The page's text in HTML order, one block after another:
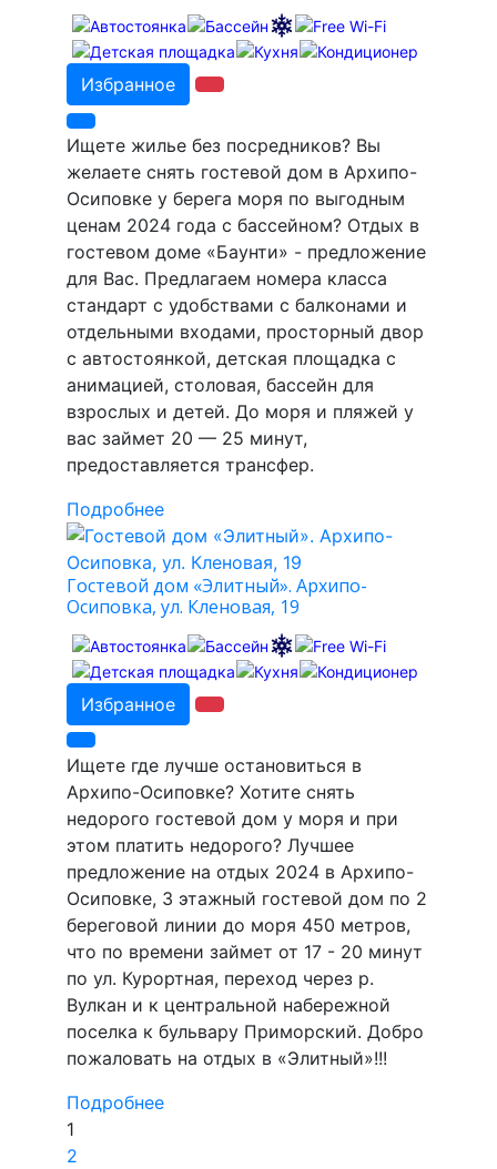
Избранное
Ищете жилье без посредников? Вы
желаете снять гостевой дом в Архипо-
Осиповке у берега моря по выгодным
ценам 2024 года с бассейном? Отдых в
гостевом доме «Баунти» - предложение
для Вас. Предлагаем номера класса
стандарт c удобствами с балконами и
отдельными входами, просторный двор
с автостоянкой, детская площадка с
анимацией, столовая, бассейн для
взрослых и детей. До моря и пляжей у
вас займет 20 — 25 минут,
предоставляется трансфер.
Подробнее
Гостевой дом «Элитный». Архипо-
Осиповка, ул. Кленовая, 19
Избранное
Ищете где лучше остановиться в
Архипо-Осиповке? Хотите снять
недорого гостевой дом у моря и при
этом платить недорого? Лучшее
предложение на отдых 2024 в Архипо-
Осиповке, 3 этажный гостевой дом по 2
береговой линии до моря 450 метров,
что по времени займет от 17 - 20 минут
по ул. Курортная, переход через р.
Вулкан и к центральной набережной
поселка к бульвару Приморский. Добро
пожаловать на отдых в «Элитный»!!!
Подробнее
1
2